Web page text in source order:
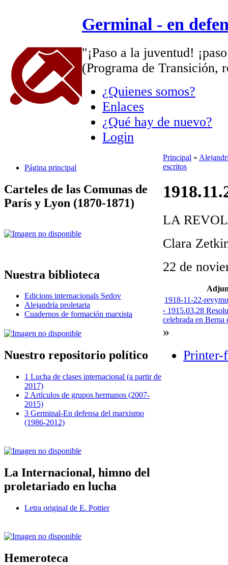
Germinal - en
"¡Paso a la juventud!
(Programa de Transición,
¿Quienes somos?
Enlaces
¿Qué hay de nuevo?
Login
Página principal
Carteles de las Comunas de
París y Lyon (1870-1871)
Nuestra biblioteca
Edicions internacionals Sedov
Alejandría proletaria
Cuadernos de formación marxista
Nuestro repositorio político
1 Lucha de clases internacional (a partir de
2017)
2 Artículos de grupos hermanos (2007-
2015)
3 Germinal-En defensa del marxismo
(1986-2012)
La Internacional, himno del
proletariado en lucha
Letra original de E. Pottier
Hemeroteca
Principal »
escritos
LA
Clara
22 de
1918-11-22-
‹ 1915.03.28
celebrada en Berna
»
Printer-